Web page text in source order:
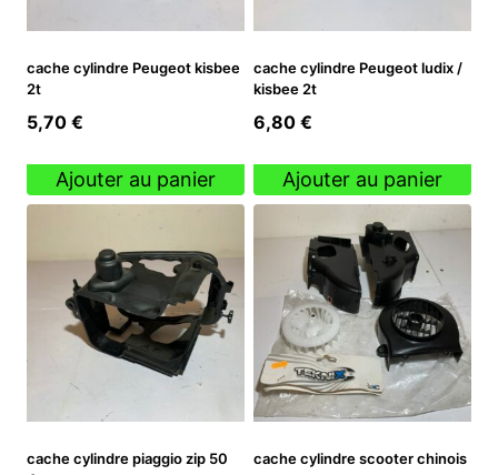
cache cylindre Peugeot kisbee
2t
5,70 €
Ajouter au panier
cache cylindre Peugeot ludix /
kisbee 2t
6,80 €
Ajouter au panier
cache cylindre piaggio zip 50
cache cylindre scooter chinois